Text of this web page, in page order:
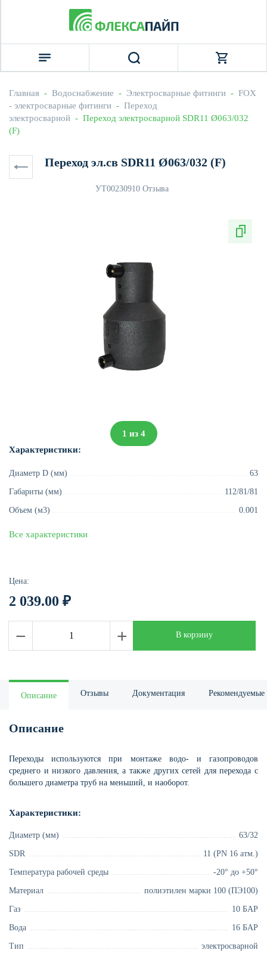
Главная - Водоснабжение - Электросварные фитинги - FOX
- электросварные фитинги - Переход
электросварной -  Переход электросварной SDR11 Ø063/032
(F)
Переход эл.св SDR11 Ø063/032 (F)
УТ00230910 Отзыва
1 из 4
Характеристики:
Диаметр D (мм) 63
Габариты (мм) 112/81/81
Объем (м3) 0.001
Все характеристики
Цена:
2 039.00 ₽
− + В корзину
Описание Отзывы Документация Рекомендуемые
Описание
Переходы используются при монтаже водо- и газопроводов
среднего и низкого давления, а также других сетей для перехода с
большего диаметра труб на меньший, и наоборот.
Характеристики:
Диаметр (мм) 63/32
SDR 11 (PN 16 атм.)
Температура рабочей среды -20° до +50°
Материал полиэтилен марки 100 (ПЭ100)
Газ 10 БАР
Вода 16 БАР
Тип электросварной